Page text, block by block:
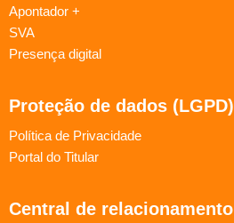
Apontador +
SVA
Presença digital
Proteção de dados (LGPD)
Política de Privacidade
Portal do Titular
Central de relacionamento